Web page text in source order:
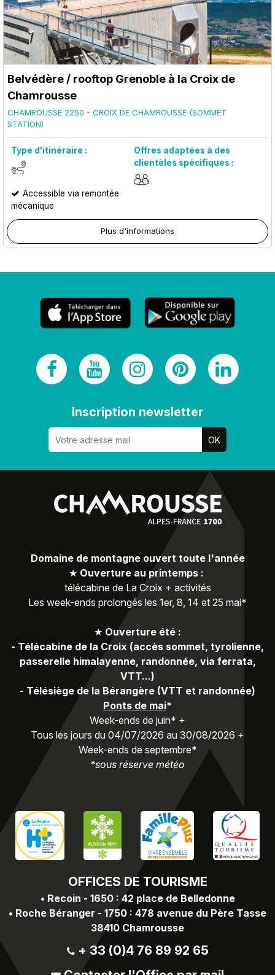
Belvédère / rooftop Grenoble à la Croix de
Chamrousse
CHAMROUSSE 2250 - CROIX DE CHAMROUSSE (SOMMET
STATION)
Type d'itinéraire :
Offres adaptées à des
clientèles spécifiques :
Accessible via remontée
mécanique
Plus d'informations
Inscription newsletter
OFFICES DE TOURISME
• Recoin - 1650 : 42 place de Belledonne
• Roche Béranger - 1750 : 478 avenue du Père Tasse
38410 Chamrousse
+ 33 (0)4 76 89 92 65
Domaine de montagne ouvert toute l'année
★ Ouverture au printemps :
télécabine de La Croix + activités
Les week-ends prolongés les 1er, 8, 14 et 25 mai*
★ Ouverture été :
- Télécabine de la Croix (accès sommet, tyrolienne,
passerelle himalayenne, randonnée, via ferrata,
VTT...)
- Télésiège de la Bérangère (VTT et randonnée)
Ponts de mai*
Week-ends de juin* +
Tous les jours du 04/07/2026 au 30/08/2026 +
Week-ends de septembre*
*sous réserve météo